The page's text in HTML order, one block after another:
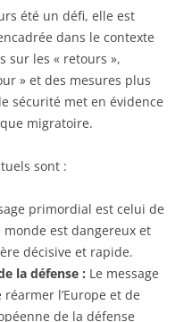
été un défi, elle est
dans le contexte
sur les « retours »,
» et des mesures plus
sécurité met en évidence
migratoire.
sont :
primordial est celui de
monde est dangereux et
décisive et rapide.
la défense : Le message
l’Europe et de
de la défense